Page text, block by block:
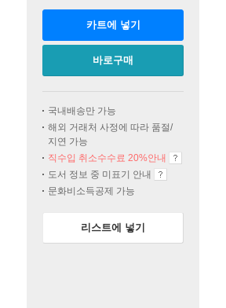
카트에 넣기
바로구매
국내배송만 가능
해외 거래처 사정에 따라 품절/
지연 가능
직수입 취소수수료 20%안내
도서 정보 중 미표기 안내
문화비소득공제 가능
리스트에 넣기